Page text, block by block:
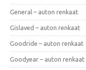
General – auton renkaat
Gislaved – auton renkaat
Goodride – auton renkaat
Goodyear – auton renkaat